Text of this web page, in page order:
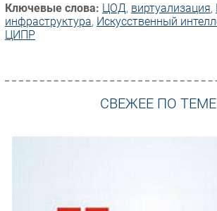
Ключевые слова: ЦОД, виртуализация,
инфраструктура, Искусственный
ЦИПР
СВЕЖЕЕ ПО ТЕМЕ